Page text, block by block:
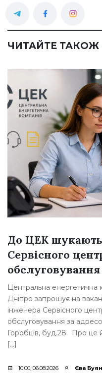
ЧИТАЙТЕ ТАКОЖ
До ЦЕК
Сервісного
обслуговування
Центральна енергетична
Дніпро запрошує на
інженера Сервісного
обслуговування за
Горобців, буд.28. Про це
[…]
10:00, 06.08.2026 Єва